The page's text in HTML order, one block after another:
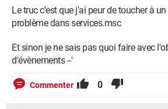
Le truc c'est que j'ai peur de toucher à
problème dans services.msc
Et sinon je ne sais pas quoi faire avec
d'évènements --'
Commenter 0